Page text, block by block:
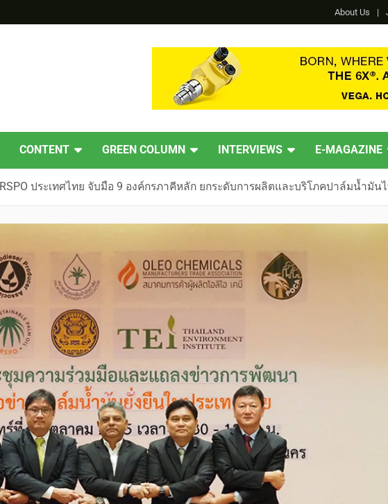
About Us
CONTENT GREEN COLUMN INTERVIEWS E-MAGAZINE
RSPO ประเทศไทย จับมือ 9 องค์กรภาคีหลัก ยกระดับการผลิตและบริโภคปาล์มน้ำมัน